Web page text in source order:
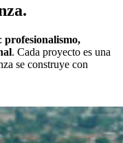
profesionalismo,
. Cada proyecto es una
se construye con